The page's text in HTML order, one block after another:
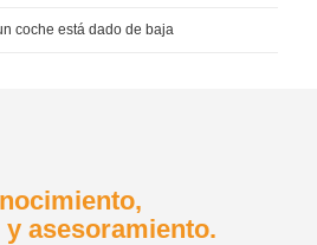
coche está dado de baja
asesoramiento.